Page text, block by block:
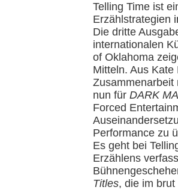
Telling Time ist
Erzählstrategien
Die dritte
internationalen
of Oklahoma
Mitteln. Aus
Zusammenarbeit
nun für DARK
Forced
Performance zu
Es geht bei
Erzählens
Titles, die im